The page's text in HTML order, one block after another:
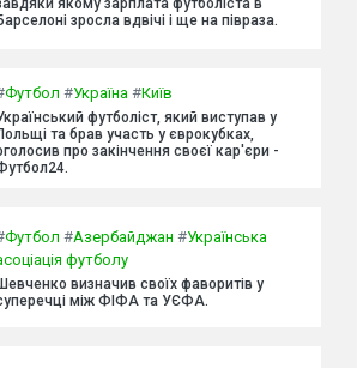
зросла вдвічі і ще на півраза.
Футбол #Україна #Київ
футболіст, який виступав у
та брав участь у єврокубках,
про закінчення своєї кар'єри -
Футбол #Азербайджан #Українська
футболу
визначив своїх фаворитів у
між ФІФА та УЄФА.